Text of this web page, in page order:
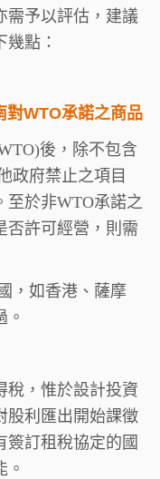
需予以評估，建議
點：
對WTO承諾之商品
後，除不包含
政府禁止之項目
至於非WTO承諾之
否許可經營，則需
，如香港、薩摩
稅，惟於設計投資
股利匯出開始課徵
簽訂租稅協定的國